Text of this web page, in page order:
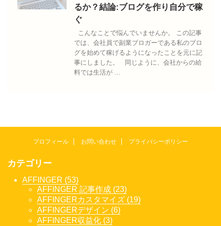
るか？結論:ブログを作り自分で稼
ぐ
こんなことで悩んでいませんか。 この記事
では、会社員で副業ブロガーである私のブロ
グを始めて稼げるようになったことを元に記
事にしました。 同じように、会社からの給
料では生活が ...
プロフィール お問い合わせ プライバシーポリシー
カテゴリー
AFFINGER (53)
AFFINGER 記事作成 (23)
AFFINGERカスタマイズ (19)
AFFINGERデザイン (6)
AFFINGER収益化 (3)